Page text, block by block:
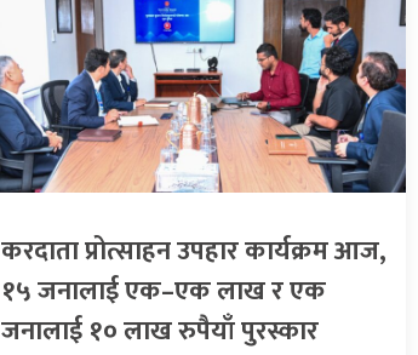
करदाता प्रोत्साहन उपहार कार्यक्रम आज,
१५ जनालाई एक–एक लाख र एक
जनालाई १० लाख रुपैयाँ पुरस्कार